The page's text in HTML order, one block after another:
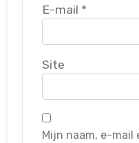
E-mail *
Site
Mijn naam, e-mail